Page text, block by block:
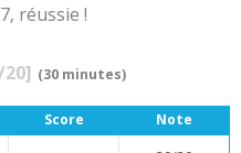
réussie !
(30 minutes)
Score Note